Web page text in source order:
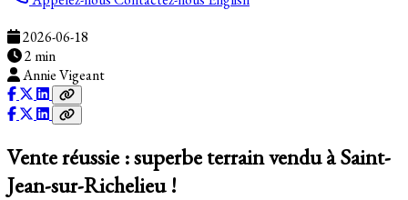
2026-06-18
2 min
Annie Vigeant
Vente réussie : superbe terrain vendu à Saint-
Jean-sur-Richelieu !